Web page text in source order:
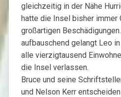
gleichzeitig in der Nähe
hatte die Insel bisher immer
großartigen
aufbauschend gelangt Leo
alle vierzigtausend
die Insel verlassen.
Bruce und seine
und Nelson Kerr